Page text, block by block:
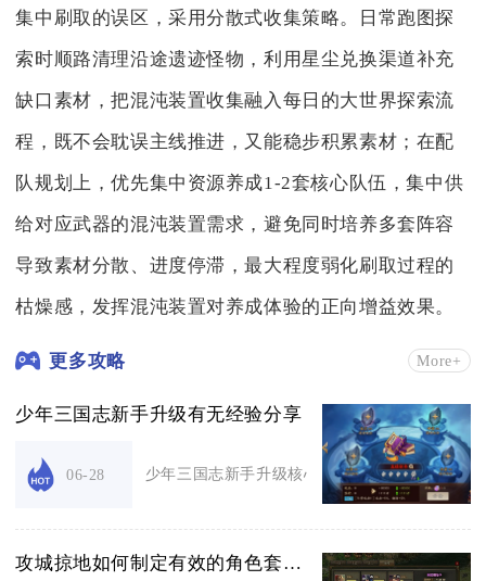
集中刷取的误区，采用分散式收集策略。日常跑图探
索时顺路清理沿途遗迹怪物，利用星尘兑换渠道补充
缺口素材，把混沌装置收集融入每日的大世界探索流
程，既不会耽误主线推进，又能稳步积累素材；在配
队规划上，优先集中资源养成1-2套核心队伍，集中供
给对应武器的混沌装置需求，避免同时培养多套阵容
导致素材分散、进度停滞，最大程度弱化刷取过程的
枯燥感，发挥混沌装置对养成体验的正向增益效果。
更多攻略 More+
少年三国志新手升级有无经验分享
06-28 少年三国志新手升级核心在于主线推进、体力管
攻城掠地如何制定有效的角色套路策略